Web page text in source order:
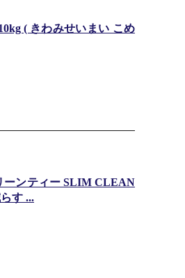
( きわみせいまい こめ
ーンティー SLIM CLEAN
す ...